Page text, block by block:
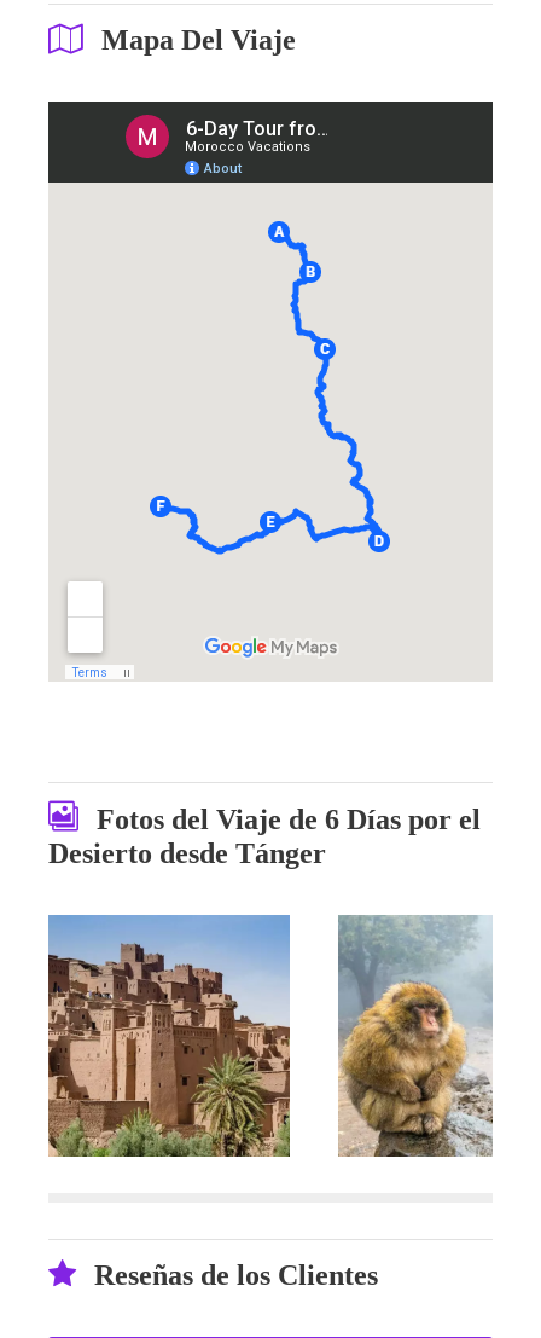
Mapa Del Viaje
Fotos del Viaje de 6 Días por el
Desierto desde Tánger
Reseñas de los Clientes